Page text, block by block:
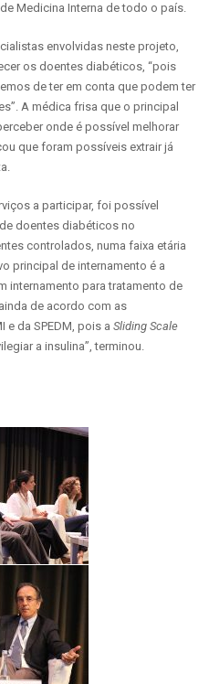
Medicina Interna de todo o país.
envolvidas neste projeto,
os doentes diabéticos, “pois
de ter em conta que podem ter
A médica frisa que o principal
onde é possível melhorar
que foram possíveis extrair já
a participar, foi possível
doentes diabéticos no
controlados, numa faixa etária
principal de internamento é a
internamento para tratamento de
de acordo com as
e da SPEDM, pois a Sliding Scale
a insulina”, terminou.